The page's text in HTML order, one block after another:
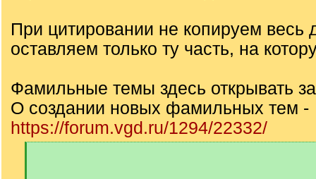
При цитировании не копируем весь
оставляем только ту часть, на
Фамильные темы здесь открывать
О создании новых фамильных тем -
https://forum.vgd.ru/1294/22332/